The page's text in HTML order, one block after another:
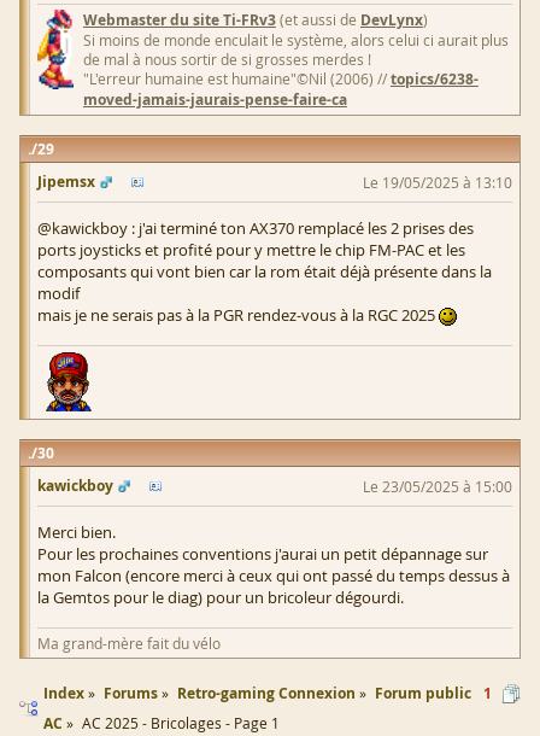
Webmaster du site Ti-FRv3(et aussi de DevLynx)
Si moins de monde enculait le système, alors celui ci aurait plus
de mal à nous sortir de si grosses merdes !
"L'erreur humaine est humaine"©Nil (2006) //topics/6238-
moved-jamais-jaurais-pense-faire-ca
29
Jipemsx
Le 19/05/2025 à 13:10
@kawickboy : j'ai terminé ton AX370 remplacé les 2 prises des
ports joysticks et profité pour y mettre le chip FM-PAC et les
composants qui vont bien car la rom était déjà présente dans la
modif
mais je ne serais pas à la PGR rendez-vous à la RGC 2025
30
kawickboy
Le 23/05/2025 à 15:00
Merci bien.
Pour les prochaines conventions j'aurai un petit dépannage sur
mon Falcon (encore merci à ceux qui ont passé du temps dessus à
la Gemtos pour le diag) pour un bricoleur dégourdi.
Ma grand-mère fait du vélo
Index Forums Retro-gaming Connexion
Forum public
AC
AC 2025 - Bricolages - Page 1
1